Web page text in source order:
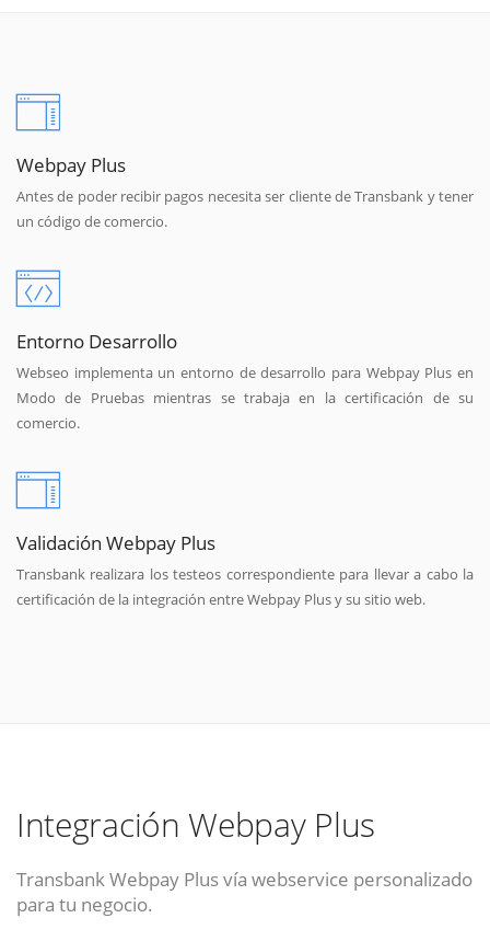
Webpay Plus
Antes de poder recibir pagos necesita ser cliente de Transbank y tener
un código de comercio.
Entorno Desarrollo
Webseo implementa un entorno de desarrollo para Webpay Plus en
Modo de Pruebas mientras se trabaja en la certificación de su
comercio.
Validación Webpay Plus
Transbank realizara los testeos correspondiente para llevar a cabo la
certificación de la integración entre Webpay Plus y su sitio web.
Integración Webpay Plus
Transbank Webpay Plus vía webservice personalizado
para tu negocio.